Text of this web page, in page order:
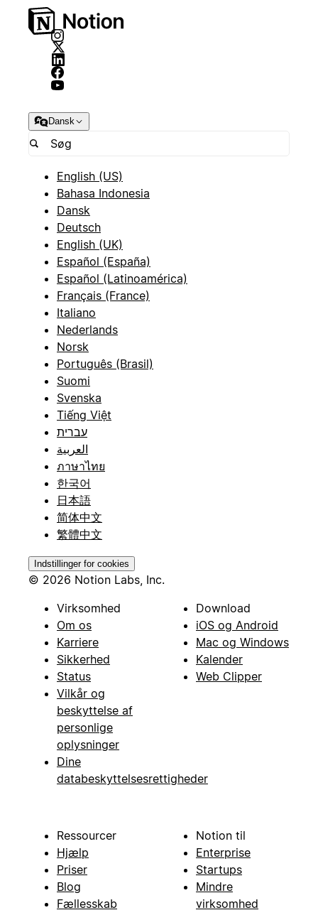
Dansk
English (US)
Bahasa Indonesia
Dansk
Deutsch
English (UK)
Español (España)
Español (Latinoamérica)
Français (France)
Italiano
Nederlands
Norsk
Português (Brasil)
Suomi
Svenska
Tiếng Việt
עברית
العربية
ภาษาไทย
한국어
日本語
简体中文
繁體中文
Indstillinger for cookies
© 2026 Notion Labs, Inc.
Virksomhed
Om os
Karriere
Sikkerhed
Status
Vilkår og
beskyttelse af
personlige
oplysninger
Dine
databeskyttelsesrettigheder
Download
iOS og Android
Mac og Windows
Kalender
Web Clipper
Ressourcer
Hjælp
Priser
Blog
Fællesskab
Notion til
Enterprise
Startups
Mindre
virksomhed